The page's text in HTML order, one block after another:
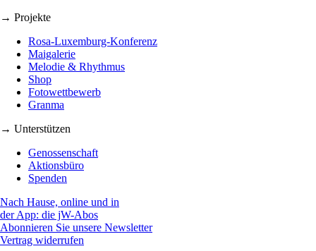
→ Projekte
Rosa-Luxemburg-Konferenz
Maigalerie
Melodie & Rhythmus
Shop
Fotowettbewerb
Granma
→ Unterstützen
Genossenschaft
Aktionsbüro
Spenden
Nach Hause, online und in
der App: die jW-Abos
Abonnieren Sie unsere Newsletter
Vertrag widerrufen